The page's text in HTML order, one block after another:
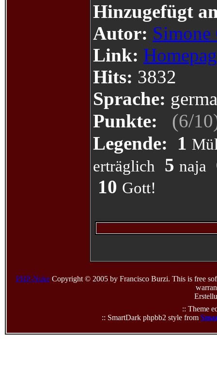
Hinzugefügt
Autor:
Link:
Hits: 3832
Sprache:
Punkte:
(6/10
Legende: 1
erträglich
5 naja
10 Gott!
PHP-NukeCopyright © 2005 by Francisco Burzi. This is free
:: Theme
:: SmartDark phpbb2 style from